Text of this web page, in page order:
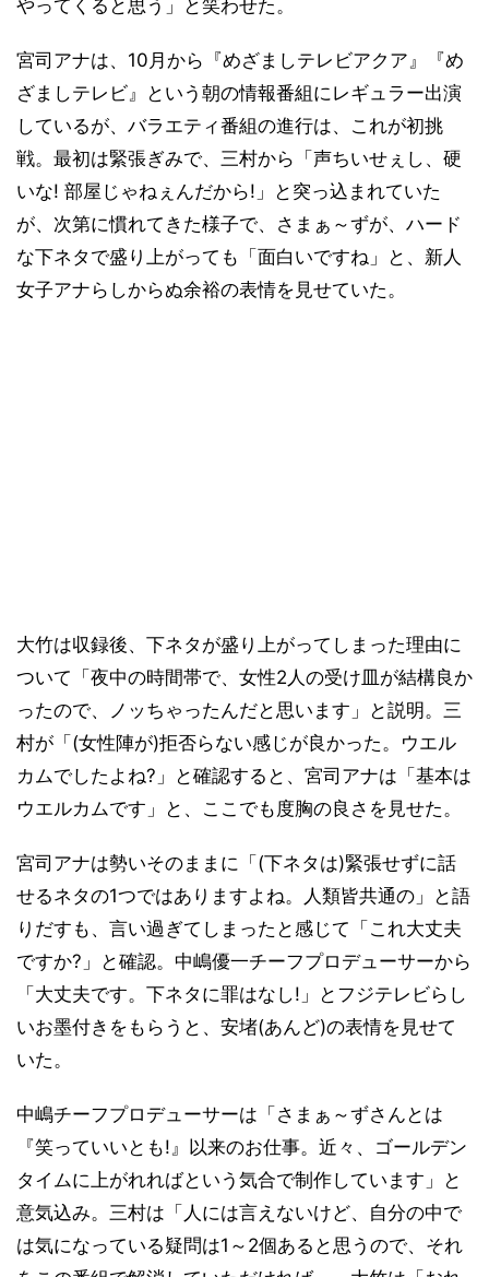
やってくると思う」と笑わせた。
宮司アナは、10月から『めざましテレビアクア』『め
ざましテレビ』という朝の情報番組にレギュラー出演
しているが、バラエティ番組の進行は、これが初挑
戦。最初は緊張ぎみで、三村から「声ちいせぇし、硬
いな! 部屋じゃねぇんだから!」と突っ込まれていた
が、次第に慣れてきた様子で、さまぁ～ずが、ハード
な下ネタで盛り上がっても「面白いですね」と、新人
女子アナらしからぬ余裕の表情を見せていた。
大竹は収録後、下ネタが盛り上がってしまった理由に
ついて「夜中の時間帯で、女性2人の受け皿が結構良か
ったので、ノッちゃったんだと思います」と説明。三
村が「(女性陣が)拒否らない感じが良かった。ウエル
カムでしたよね?」と確認すると、宮司アナは「基本は
ウエルカムです」と、ここでも度胸の良さを見せた。
宮司アナは勢いそのままに「(下ネタは)緊張せずに話
せるネタの1つではありますよね。人類皆共通の」と語
りだすも、言い過ぎてしまったと感じて「これ大丈夫
ですか?」と確認。中嶋優一チーフプロデューサーから
「大丈夫です。下ネタに罪はなし!」とフジテレビらし
いお墨付きをもらうと、安堵(あんど)の表情を見せて
いた。
中嶋チーフプロデューサーは「さまぁ～ずさんとは
『笑っていいとも!』以来のお仕事。近々、ゴールデン
タイムに上がれればという気合で制作しています」と
意気込み。三村は「人には言えないけど、自分の中で
は気になっている疑問は1～2個あると思うので、それ